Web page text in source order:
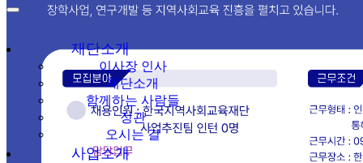
재단소개
이사장 인사
재단소개
함께하는 사람들
정관
오시는 길
사업소개